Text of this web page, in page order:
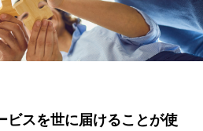
ビスを世に届けることが使